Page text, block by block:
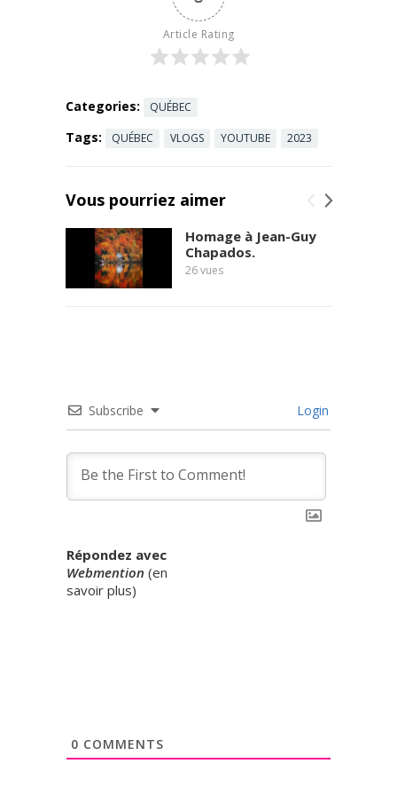
Économie -
Économie
Read more
Article Rating
Categories: QUÉBEC
Tags: QUÉBEC VLOGS YOUTUBE 2023
Vous pourriez aimer
Homage à Jean-Guy
Chapados.
26vues
Subscribe Login
Répondez avec
Webmention (en
savoir plus)
0 COMMENTS